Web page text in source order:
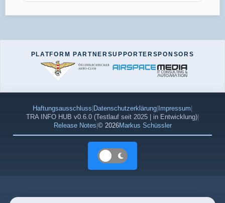
PLATFORM PARTNERSUPPORTERSPONSORS
Haftungsausschluss Datenschutzerklärung Impressum
TRA INFO HUB v0.6.0 (Testlauf seit 2025 | in Entwicklung)
Release Notes © 2026Markus Schüssler
Farbschema: Hell